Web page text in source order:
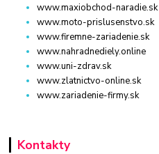
www.maxiobchod-naradie.sk
www.moto-prislusenstvo.sk
www.firemne-zariadenie.sk
www.nahradnediely.online
www.uni-zdrav.sk
www.zlatnictvo-online.sk
www.zariadenie-firmy.sk
Kontakty